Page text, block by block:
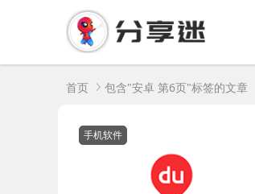
首页 包含"安卓 第6页"标签的文章
手机软件